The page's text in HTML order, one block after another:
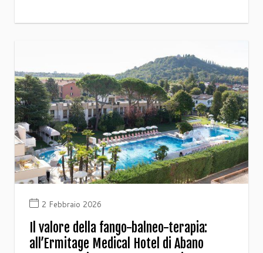
2 Febbraio 2026
Il valore della fango-balneo-terapia:
all’Ermitage Medical Hotel di Abano